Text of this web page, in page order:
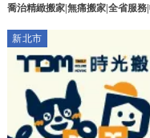
喬治精緻搬家|無痛搬家|全省服務
司,西屯區搬家公司
新北市